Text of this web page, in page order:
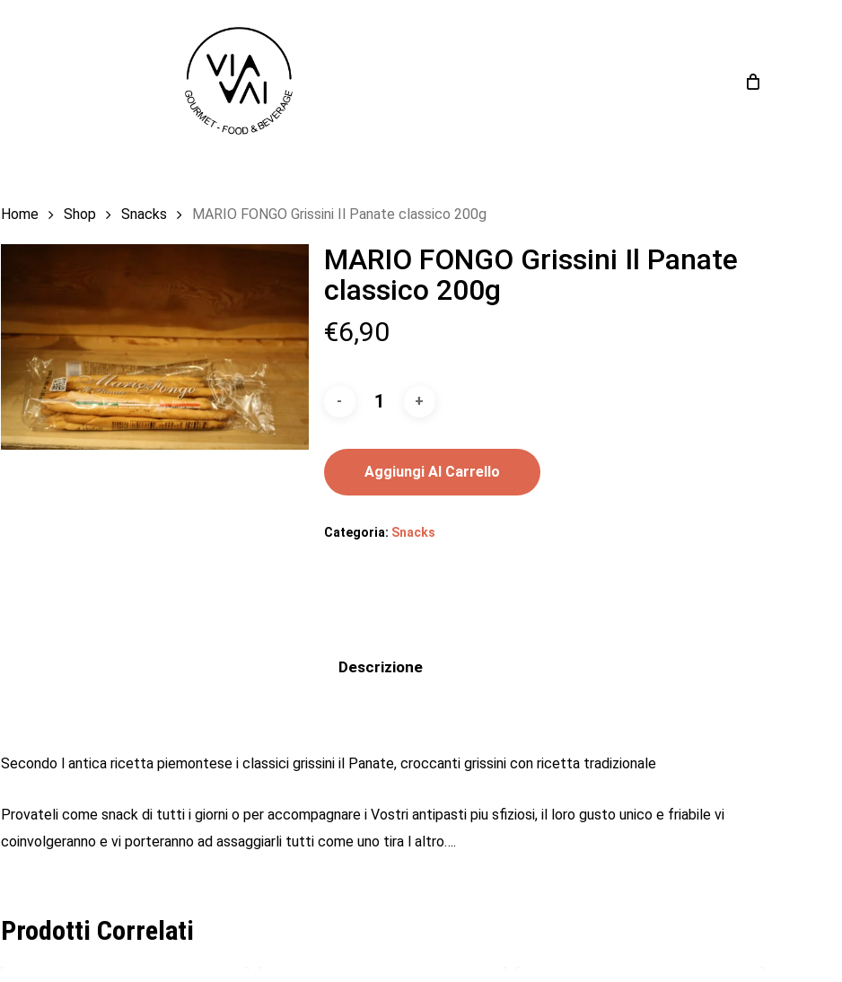
Home Shop Snacks MARIO FONGO Grissini Il Panate classico 200g
MARIO FONGO Grissini Il Panate
classico 200g
€6,90
Aggiungi Al Carrello
Categoria: Snacks
Descrizione
Secondo l antica ricetta piemontese i classici grissini il Panate, croccanti grissini con ricetta tradizionale
Provateli come snack di tutti i giorni o per accompagnare i Vostri antipasti piu sfiziosi, il loro gusto unico e friabile vi
coinvolgeranno e vi porteranno ad assaggiarli tutti come uno tira l altro….
Prodotti Correlati